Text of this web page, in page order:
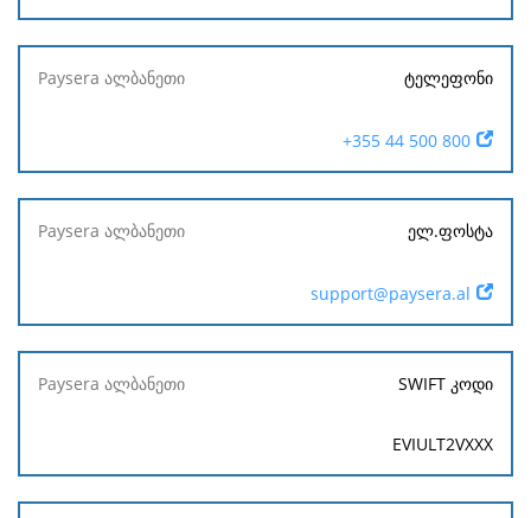
ტელეფონი
+355 44 500 800
ელ.ფოსტა
support@paysera.al
SWIFT კოდი
EVIULT2VXXX